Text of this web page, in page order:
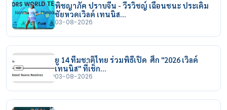
พิชญาภัค ปราบจีน - วีรวิชญ์ เฉือนชนะ ประเดิม
ชัยหวดเวิลด์ เทนนิส…
03-08-2026
ยู 14 ทีมชาติไทย ร่วมพิธีเปิด ศึก "2026 เวิลด์
เทนนิส" ที่เช็ก…
03-08-2026